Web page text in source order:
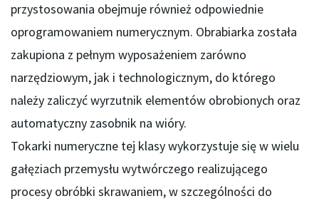
przystosowania obejmuje również odpowiednie
oprogramowaniem numerycznym. Obrabiarka została
zakupiona z pełnym wyposażeniem zarówno
narzędziowym, jak i technologicznym, do którego
należy zaliczyć wyrzutnik elementów obrobionych oraz
automatyczny zasobnik na wióry.
Tokarki numeryczne tej klasy wykorzystuje się w wielu
gałęziach przemysłu wytwórczego realizującego
procesy obróbki skrawaniem, w szczególności do